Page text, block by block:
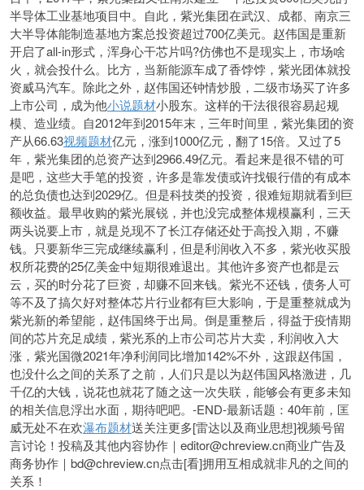
半导体工业基地项目中。自此，紫光集团在武汉、成都、南京三
大半导体能制造基地方案总投资超过700亿美元。赵伟国是重新
开启了all-in形式，浑身心干芯片吗?仿佛也不是现实上，市场啥
火，就会投什么。比方，当新能源车成了香饽饽，紫光团体就投
资威马汽车。除此之外，赵伟国还钟情炒股，二级市场买了许多
上市公司，成为他小说题材小股东。这样的干法很很容易起规
模、造业绩。自2012年到2015年末，三年时间里，紫光集团的资
产从66.63视频题材亿元，涨到1000亿元，翻了15倍。又过了5
年，紫光集团的总资产达到2966.49亿元。看起来是很不错的可
是吧，这些大手笔的投资，许多是靠发债或许找银行借的有成本
的总负债也达到2029亿。但是科技类的投资，很难短期就看到巨
额收益。最早收购的紫光展锐，并也没完成整体规模赢利，三天
两头说要上市，就是兑现不了长江存储还处于高投入期，不赚
钱。只要新华三完成继续赢利，但是利润收入不多，紫光收买股
权所花费的25亿美金中短期很难退出。其他许多资产也都是云
云，买的时分花了巨资，却赚不回来钱。紫光不还钱，债务人可
等不及了搞欠好对整体芯片行业都有巨大影响，于是重整就成为
紫光新的希望能，赵伟国终于出局。倒是重整后，得益于疫情期
间的芯片充足成绩，紫光系的上市公司芯片大卖，利润收入大
涨，紫光国微2021年净利润同比增加142%不外，这跟赵伟国，
也没什么之间的关系了之前，人们只是以为赵伟国风格激进，几
千亿的大钱，说花也就花了随之这一次失联，能够会有更多未知
的相关信息浮出水面，期待吧吧。-END-最新话题：40年前，匡
威无处不在欢瀑布题材送关注更多[雷达以及商业思想]视频号留
言讨论！投稿及其他内容协作｜editor@chreview.cn商业广告及
商务协作｜bd@chreview.cn点击[看]拥用互相成就非凡的之间的
关系！